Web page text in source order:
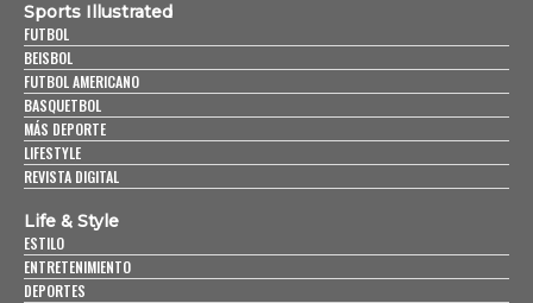
Sports Illustrated
FUTBOL
BEISBOL
FUTBOL AMERICANO
BASQUETBOL
MÁS DEPORTE
LIFESTYLE
REVISTA DIGITAL
Life & Style
ESTILO
ENTRETENIMIENTO
DEPORTES